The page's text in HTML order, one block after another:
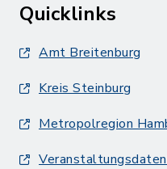
Quicklinks
Amt Breitenburg
Kreis Steinburg
Metropolregion